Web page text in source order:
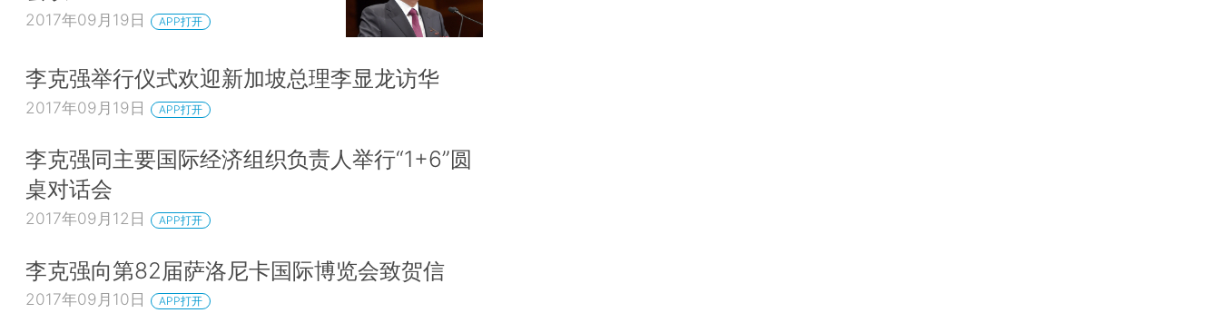
2017年09月19日 APP打开
李克强举行仪式欢迎新加坡总理李显龙访华
2017年09月19日 APP打开
李克强同主要国际经济组织负责人举行“1+6”圆
桌对话会
2017年09月12日 APP打开
李克强向第82届萨洛尼卡国际博览会致贺信
2017年09月10日 APP打开